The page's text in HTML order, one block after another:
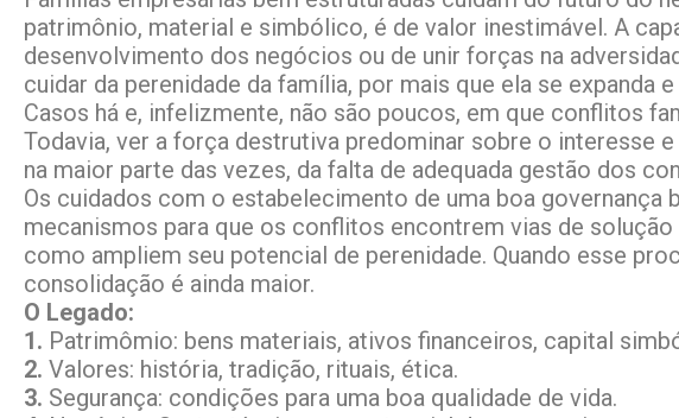
patrimônio, material e simbólico, é de valor inestimável. A
desenvolvimento dos negócios ou de unir forças na
cuidar da perenidade da família, por mais que ela se expanda
Casos há e, infelizmente, não são poucos, em que conflitos
Todavia, ver a força destrutiva predominar sobre o interesse
na maior parte das vezes, da falta de adequada gestão dos
Os cuidados com o estabelecimento de uma boa
mecanismos para que os conflitos encontrem vias de
como ampliem seu potencial de perenidade. Quando esse
consolidação é ainda maior.
O Legado:
1. Patrimômio: bens materiais, ativos financeiros, capital
2. Valores: história, tradição, rituais, ética.
3. Segurança: condições para uma boa qualidade de vida.